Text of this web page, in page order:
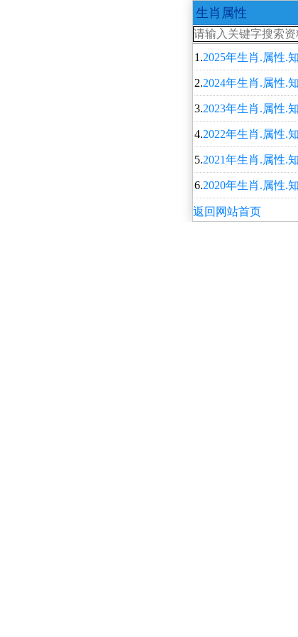
生肖属性
1.2025年生肖.属性.
2.2024年生肖.属性.
3.2023年生肖.属性.
4.2022年生肖.属性.
5.2021年生肖.属性.
6.2020年生肖.属性.
返回网站首页